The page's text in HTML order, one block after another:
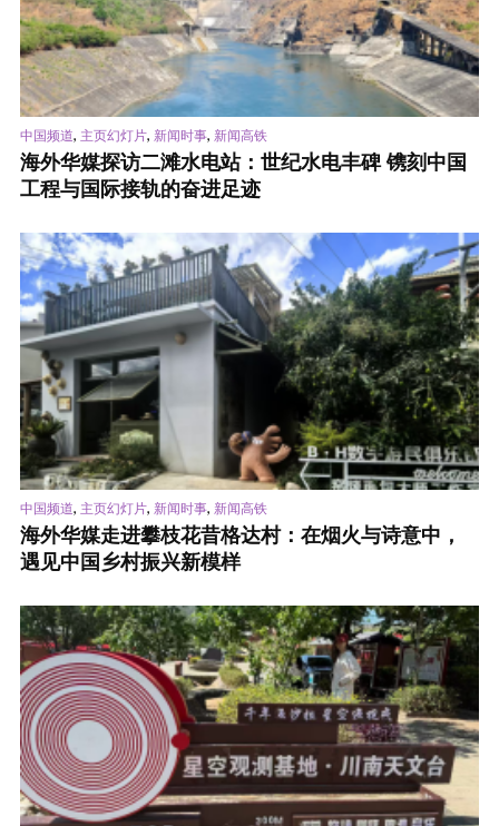
中国频道, 主页幻灯片, 新闻时事, 新闻高铁
海外华媒探访二滩水电站：世纪水电丰碑 镌刻中国
工程与国际接轨的奋进足迹
中国频道, 主页幻灯片, 新闻时事, 新闻高铁
海外华媒走进攀枝花昔格达村：在烟火与诗意中，
遇见中国乡村振兴新模样